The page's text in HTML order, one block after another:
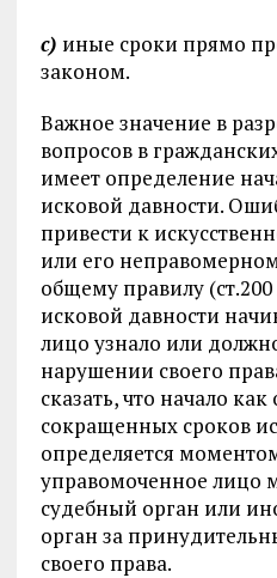
c) иные сроки прямо
законом.
Важное значение в
вопросов в
имеет определение
исковой давности.
привести к
или его
общему правилу
исковой давности
лицо узнало или
нарушении своего
сказать, что начало
сокращенных сроков
определяется
управомоченное лицо
судебный орган или
орган за
своего права.